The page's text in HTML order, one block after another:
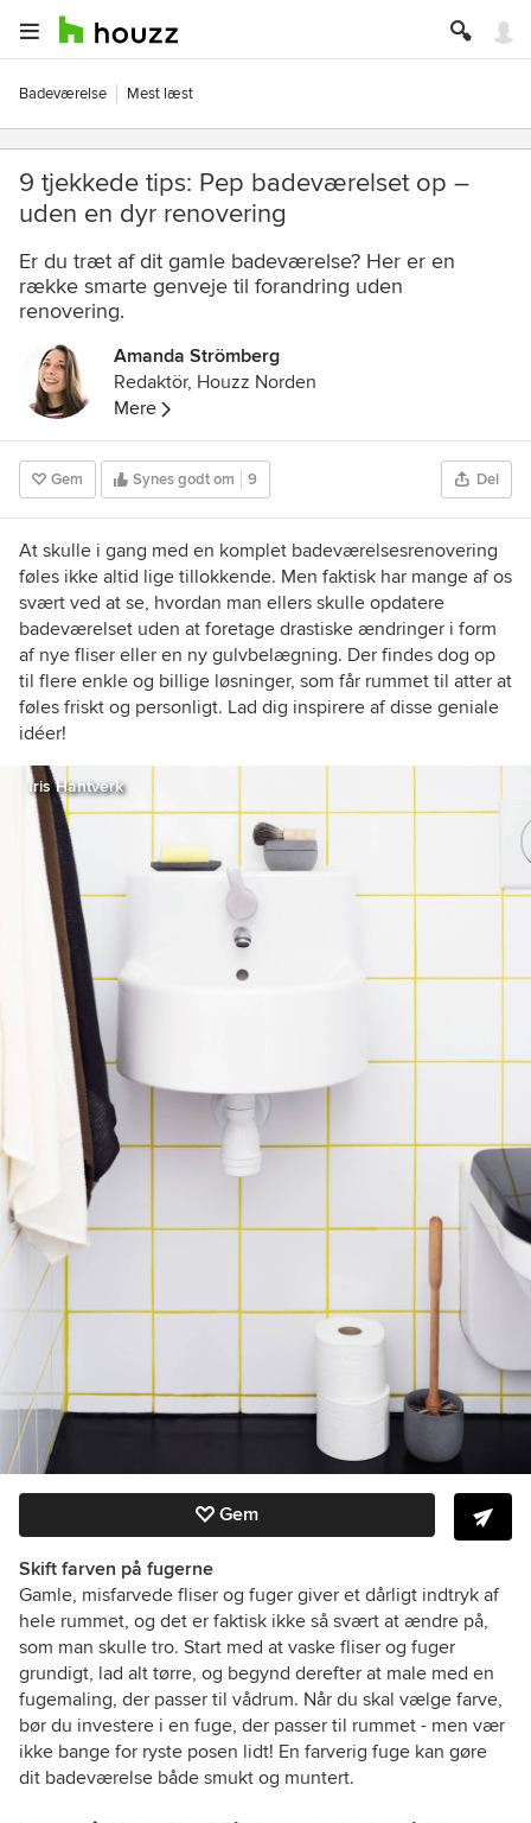
Badeværelse Mest læst
9 tjekkede tips: Pep badeværelset op –
uden en dyr renovering
Er du træt af dit gamle badeværelse? Her er en
række smarte genveje til forandring uden
renovering.
Amanda Strömberg
Redaktör, Houzz Norden
Mere
Gem Synes godt om 9 Del
At skulle i gang med en komplet badeværelsesrenovering
føles ikke altid lige tillokkende. Men faktisk har mange af os
svært ved at se, hvordan man ellers skulle opdatere
badeværelset uden at foretage drastiske ændringer i form
af nye fliser eller en ny gulvbelægning. Der findes dog op
til flere enkle og billige løsninger, som får rummet til atter at
føles friskt og personligt. Lad dig inspirere af disse geniale
idéer!
Iris Hantverk
Gem
Skift farven på fugerne
Gamle, misfarvede fliser og fuger giver et dårligt indtryk af
hele rummet, og det er faktisk ikke så svært at ændre på,
som man skulle tro. Start med at vaske fliser og fuger
grundigt, lad alt tørre, og begynd derefter at male med en
fugemaling, der passer til vådrum. Når du skal vælge farve,
bør du investere i en fuge, der passer til rummet - men vær
ikke bange for ryste posen lidt! En farverig fuge kan gøre
dit badeværelse både smukt og muntert.